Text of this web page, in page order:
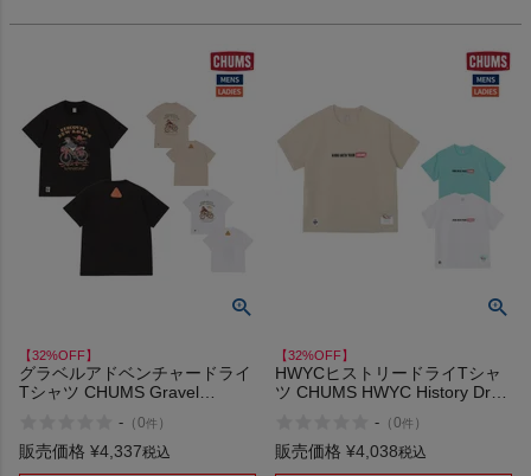
【32%OFF】
グラベルアドベンチャードライ
Tシャツ CHUMS Gravel
- （0件 ）
販売価格 ¥4,337税込
【32%OFF】
HWYCヒストリードライTシャ
ツ CHUMS HWYC History Dry
- （0件 ）
販売価格 ¥4,038税込